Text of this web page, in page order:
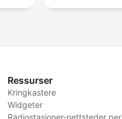
Ressurser
Kringkastere
Widgeter
Radiostasjoner-nettsteder